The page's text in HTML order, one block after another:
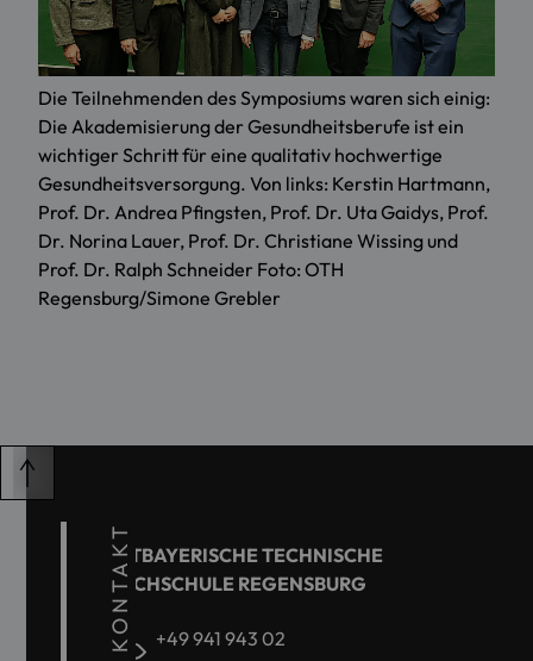
Die Teilnehmenden des Symposiums waren sich einig:
Die Akademisierung der Gesundheitsberufe ist ein
wichtiger Schritt für eine qualitativ hochwertige
Gesundheitsversorgung. Von links: Kerstin Hartmann,
Prof. Dr. Andrea Pfingsten, Prof. Dr. Uta Gaidys, Prof.
Dr. Norina Lauer, Prof. Dr. Christiane Wissing und
Prof. Dr. Ralph Schneider Foto: OTH
Regensburg/Simone Grebler
KONTAKT
OSTBAYERISCHE TECHNISCHE
HOCHSCHULE REGENSBURG
+49 941 943 02